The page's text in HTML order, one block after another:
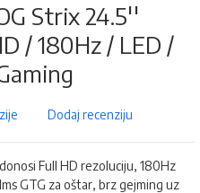
Strix 24.5''
/ 180Hz / LED /
Dodaj recenziju
Full HD rezoluciju, 180Hz
GTG za oštar, brz gejming uz